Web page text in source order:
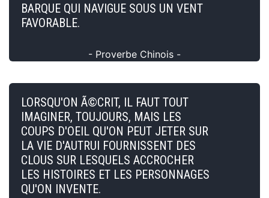
BARQUE QUI NAVIGUE SOUS UN VENT
FAVORABLE.
- Proverbe Chinois -
LORSQU'ON Ã©CRIT, IL FAUT TOUT
IMAGINER, TOUJOURS, MAIS LES
COUPS D'OEIL QU'ON PEUT JETER SUR
LA VIE D'AUTRUI FOURNISSENT DES
CLOUS SUR LESQUELS ACCROCHER
LES HISTOIRES ET LES PERSONNAGES
QU'ON INVENTE.